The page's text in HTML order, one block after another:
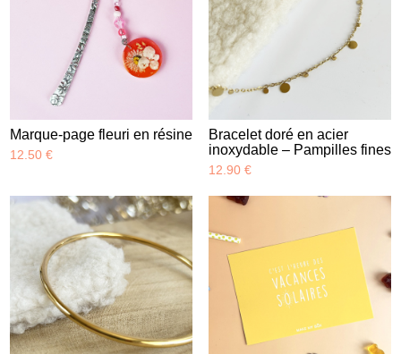
Marque-page fleuri en résine
12.50 €
Bracelet doré en acier
inoxydable – Pampilles fines
12.90 €